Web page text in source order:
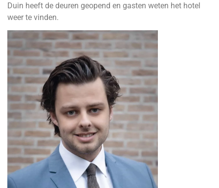
Duin heeft de deuren geopend en gasten weten het hotel
weer te vinden.